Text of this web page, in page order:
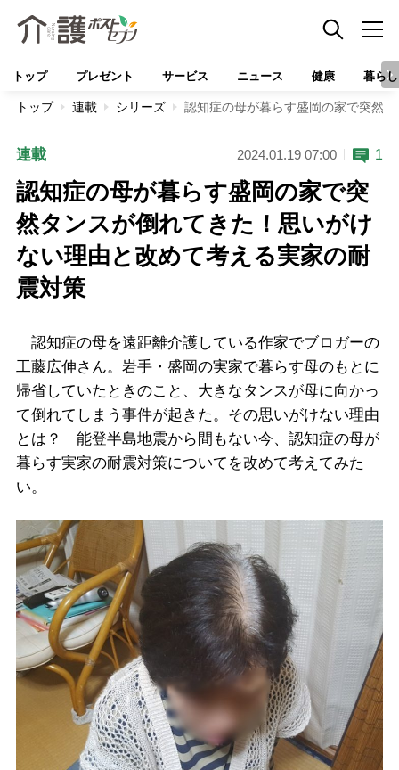
トップ プレゼント サービス ニュース 健康 暮らし
トップ 連載 シリーズ 認知症の母が暮らす盛岡の家で突然
連載 2024.01.19 07:00 1
認知症の母が暮らす盛岡の家で突
然タンスが倒れてきた！思いがけ
ない理由と改めて考える実家の耐
震対策
認知症の母を遠距離介護している作家でブロガーの
工藤広伸さん。岩手・盛岡の実家で暮らす母のもとに
帰省していたときのこと、大きなタンスが母に向かっ
て倒れてしまう事件が起きた。その思いがけない理由
とは？ 能登半島地震から間もない今、認知症の母が
暮らす実家の耐震対策についてを改めて考えてみた
い。